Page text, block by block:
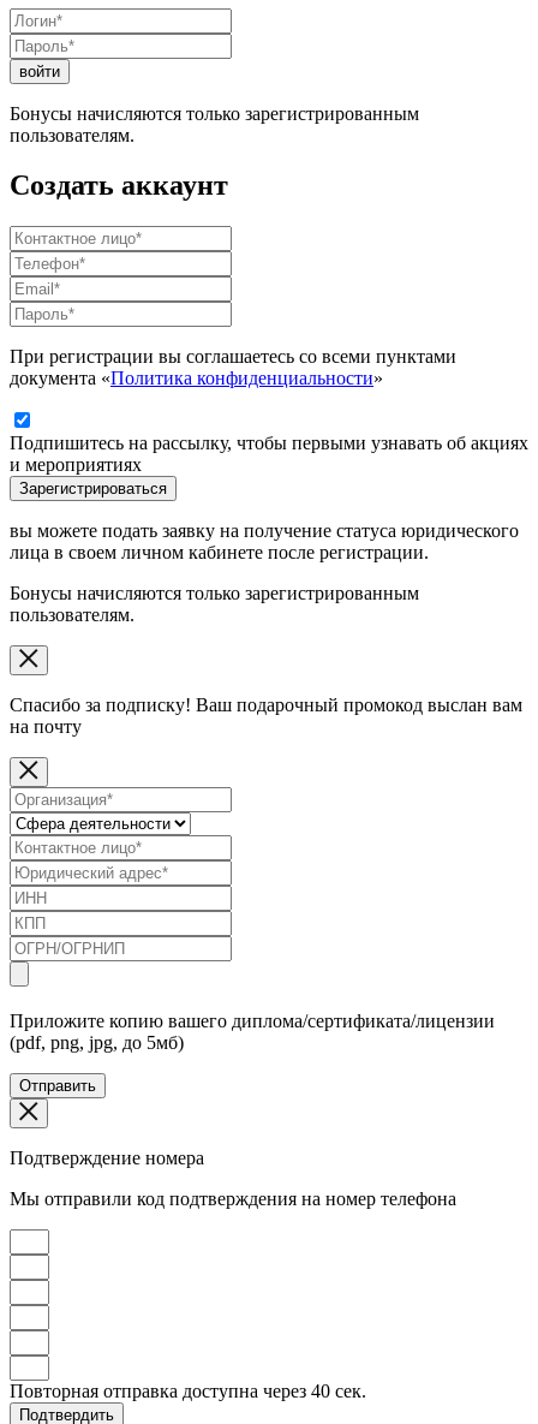
войти
Бонусы начисляются только зарегистрированным
пользователям.
Создать аккаунт
При регистрации вы соглашаетесь со всеми пунктами
документа «Политика конфиденциальности»
Подпишитесь на рассылку, чтобы первыми узнавать об акциях
и мероприятиях
Зарегистрироваться
вы можете подать заявку на получение статуса юридического
лица в своем личном кабинете после регистрации.
Бонусы начисляются только зарегистрированным
пользователям.
Спасибо за подписку! Ваш подарочный промокод выслан вам
на почту
Приложите копию вашего диплома/сертификата/лицензии
(pdf, png, jpg, до 5мб)
Отправить
Подтверждение номера
Мы отправили код подтверждения на номер телефона
Повторная отправка доступна через 40 сек.
Подтвердить